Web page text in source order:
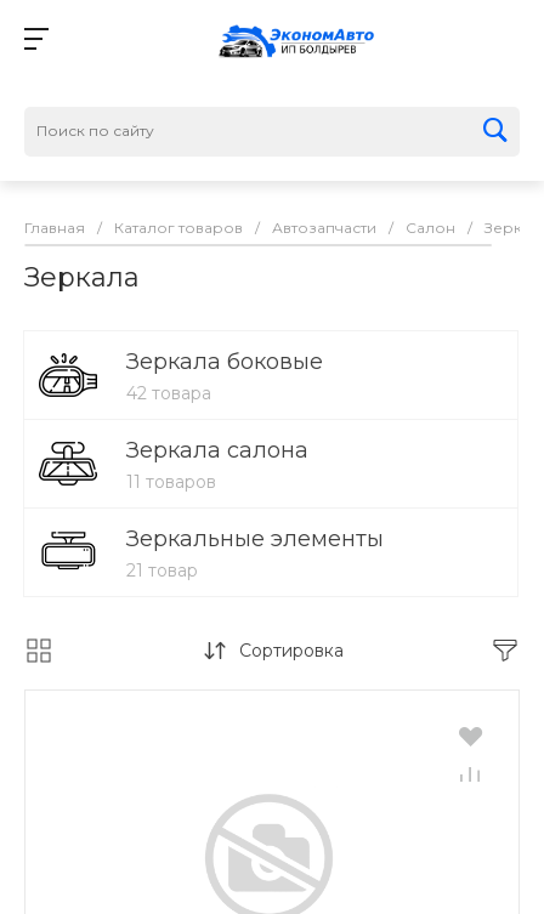
Главная / Каталог товаров / Автозапчасти / Салон /
Зеркала
Зеркала боковые
42 товара
Зеркала салона
11 товаров
Зеркальные элементы
21 товар
Сортировка